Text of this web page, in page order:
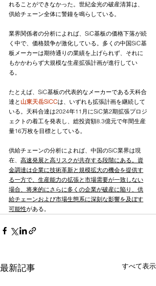
れることができなかった。世紀金光の破産清算は、
供給チェーン全体に警鐘を鳴らしている。
業界関係者の分析によれば、SiC基板の価格下落が続
く中で、価格競争が激化している。多くの中国SiC基
板メーカーは期待通りの業績を上げられず、それに
もかかわらず大規模な生産拡張計画が進行してい
る。
たとえば、SiC基板の代表的なメーカーである天科合
達と 山東天岳SiCCは、いずれも拡張計画を継続して
いる。天科合達は2024年11月にSiC第2期拡張プロジ
ェクトの着工を発表し、総投資額8.3億元で年間生産
量16万枚を目標としている。
供給チェーンの分析によれば、中国のSiC業界は現
在、 高速発展と高リスクが共存する段階にある。資
金調達は企業に技術革新と規模拡大の機会を提供す
る一方で、生産能力の拡張と市場需要が一致しない
場合、将来的にさらに多くの企業が破産に陥り、供
給チェーンおよび市場生態系に深刻な影響を及ぼす
可能性がある。
最新記事 すべて表示